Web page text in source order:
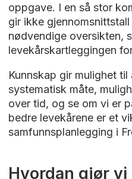
oppgave. I en så stor
gir ikke
nødvendige oversikten,
levekårskartleggingen
Kunnskap gir mulighet til
systematisk måte,
over tid, og se om vi er
bedre levekårene er et
samfunnsplanlegging i
Hvordan gjør vi